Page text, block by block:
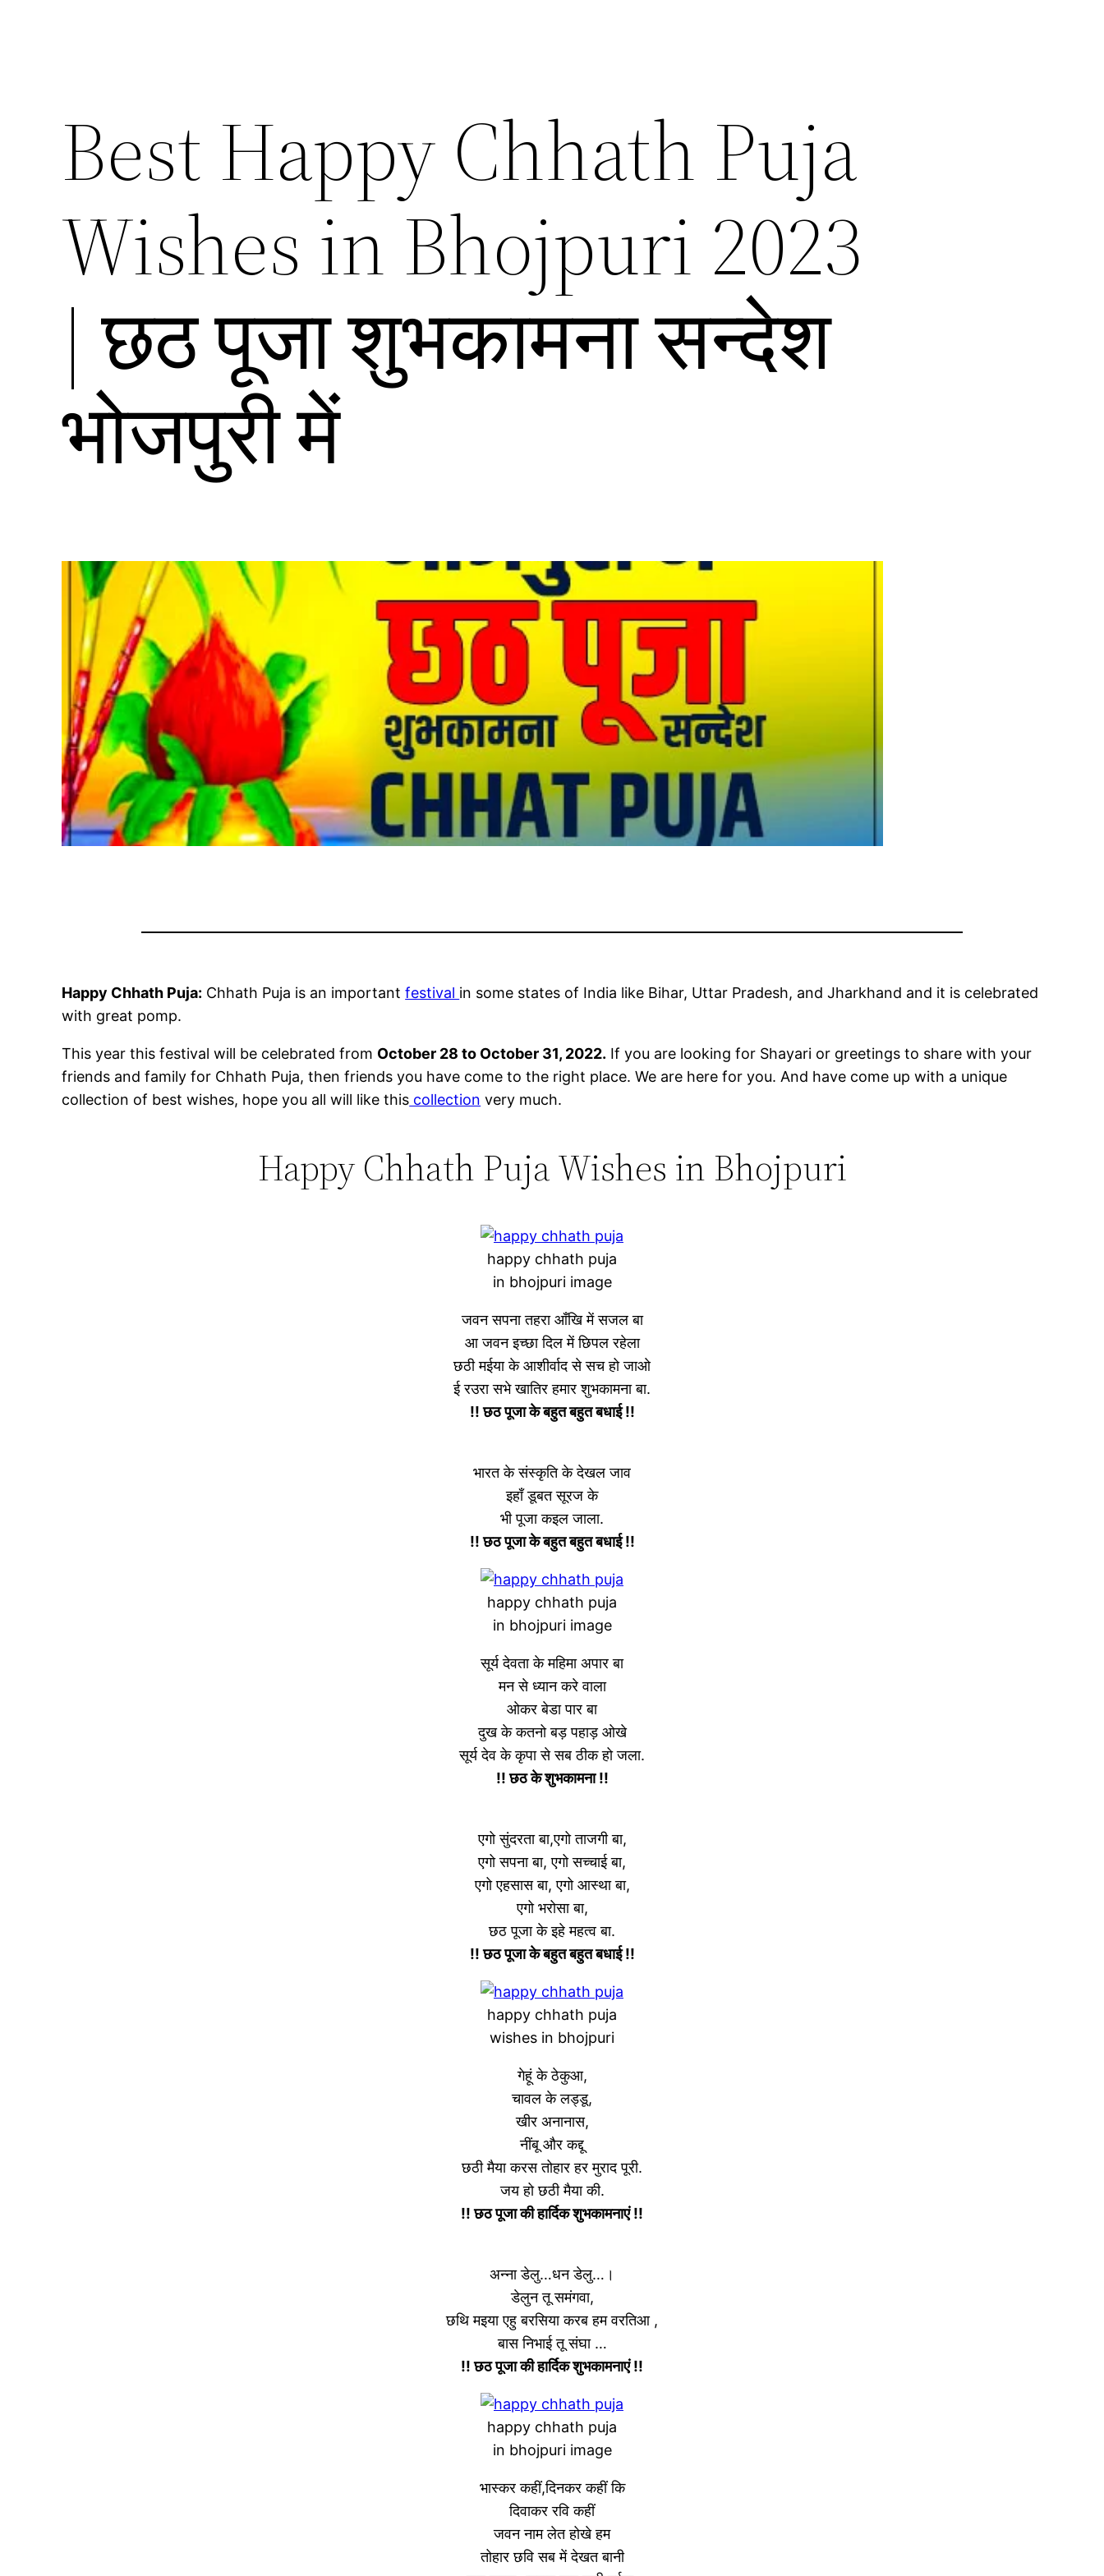
Best Happy Chhath Puja
Wishes in Bhojpuri 2023
| छठ पूजा शुभकामना सन्देश
भोजपुरी में
Happy Chhath Puja: Chhath Puja is an importantfestival in some states of India like Bihar, Uttar Pradesh, and Jharkhand and it is celebrated
with great pomp.
This year this festival will be celebrated from October 28 to October 31, 2022. If you are looking for Shayari or greetings to share with your
friends and family for Chhath Puja, then friends you have come to the right place. We are here for you. And have come up with a unique
collection of best wishes, hope you all will like this collection very much.
Happy Chhath Puja Wishes in Bhojpuri
happy chhath puja
in bhojpuri image
जवन सपना तहरा आँखि में सजल बा
आ जवन इच्छा दिल में छिपल रहेला
छठी मईया के आशीर्वाद से सच हो जाओ
ई रउरा सभे खातिर हमार शुभकामना बा.
!! छठ पूजा के बहुत बहुत बधाई !!
भारत के संस्कृति के देखल जाव
इहाँ डूबत सूरज के
भी पूजा कइल जाला.
!! छठ पूजा के बहुत बहुत बधाई !!
happy chhath puja
in bhojpuri image
सूर्य देवता के महिमा अपार बा
मन से ध्यान करे वाला
ओकर बेडा पार बा
दुख के कतनो बड़ पहाड़ ओखे
सूर्य देव के कृपा से सब ठीक हो जला.
!! छठ के शुभकामना !!
एगो सुंदरता बा,एगो ताजगी बा,
एगो सपना बा, एगो सच्चाई बा,
एगो एहसास बा, एगो आस्था बा,
एगो भरोसा बा,
छठ पूजा के इहे महत्व बा.
!! छठ पूजा के बहुत बहुत बधाई !!
happy chhath puja
wishes in bhojpuri
गेहूं के ठेकुआ,
चावल के लड्डू,
खीर अनानास,
नींबू और कद्दू
छठी मैया करस तोहार हर मुराद पूरी.
जय हो छठी मैया की.
!! छठ पूजा की हार्दिक शुभकामनाएं !!
अन्ना डेलु…धन डेलु…।
डेलुन तू समंगवा,
छथि मइया एहु बरसिया करब हम वरतिआ ,
बास निभाई तू संघा …
!! छठ पूजा की हार्दिक शुभकामनाएं !!
happy chhath puja
in bhojpuri image
भास्कर कहीं,दिनकर कहीं कि
दिवाकर रवि कहीं
जवन नाम लेत होखे हम
तोहार छवि सब में देखत बानी